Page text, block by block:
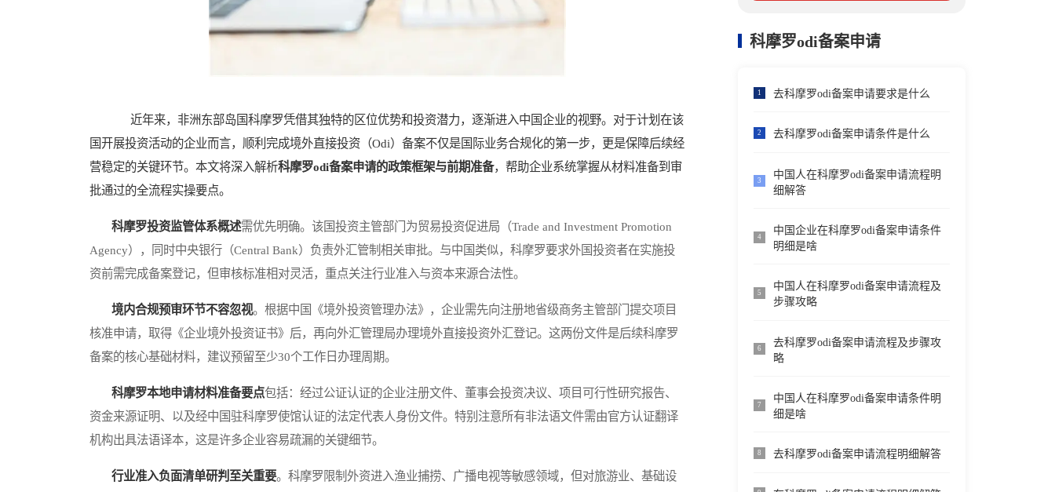
近年来，非洲东部岛国科摩罗凭借其独特的区位优势和投资潜力，逐渐进入中国企业的视野。对于计划在该
国开展投资活动的企业而言，顺利完成境外直接投资（Odi）备案不仅是国际业务合规化的第一步，更是保障后续经
营稳定的关键环节。本文将深入解析科摩罗odi备案申请的政策框架与前期准备，帮助企业系统掌握从材料准备到审
批通过的全流程实操要点。
科摩罗投资监管体系概述需优先明确。该国投资主管部门为贸易投资促进局（Trade and Investment Promotion
Agency），同时中央银行（Central Bank）负责外汇管制相关审批。与中国类似，科摩罗要求外国投资者在实施投
资前需完成备案登记，但审核标准相对灵活，重点关注行业准入与资本来源合法性。
境内合规预审环节不容忽视。根据中国《境外投资管理办法》，企业需先向注册地省级商务主管部门提交项目
核准申请，取得《企业境外投资证书》后，再向外汇管理局办理境外直接投资外汇登记。这两份文件是后续科摩罗
备案的核心基础材料，建议预留至少30个工作日办理周期。
科摩罗本地申请材料准备要点包括：经过公证认证的企业注册文件、董事会投资决议、项目可行性研究报告、
资金来源证明、以及经中国驻科摩罗使馆认证的法定代表人身份文件。特别注意所有非法语文件需由官方认证翻译
机构出具法语译本，这是许多企业容易疏漏的关键细节。
行业准入负面清单研判至关重要。科摩罗限制外资进入渔业捕捞、广播电视等敏感领域，但对旅游业、基础设
科摩罗odi备案申请
1 去科摩罗odi备案申请要求是什么
2 去科摩罗odi备案申请条件是什么
3
中国人在科摩罗odi备案申请流程明
细解答
4
中国企业在科摩罗odi备案申请条件
明细是啥
5
中国人在科摩罗odi备案申请流程及
步骤攻略
6
去科摩罗odi备案申请流程及步骤攻
略
7
中国人在科摩罗odi备案申请条件明
细是啥
8 去科摩罗odi备案申请流程明细解答